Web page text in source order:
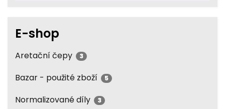
E-shop
Aretační čepy 3
Bazar - použité zboží 5
Normalizované díly 3